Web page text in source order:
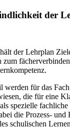
der
der Lehrplan
zum
werden für das
die für eine
spezielle
die Prozess-
schulischen